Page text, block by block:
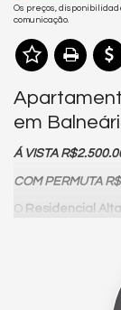
Os preços,
comunicação.
em
Á VISTA
COM PERMUTA
O Residencial
coração de
residencial está
além de estar a
restaurantes,